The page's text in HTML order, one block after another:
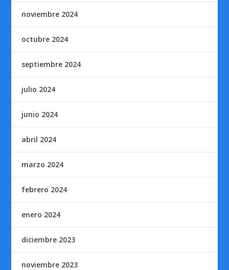
noviembre 2024
octubre 2024
septiembre 2024
julio 2024
junio 2024
abril 2024
marzo 2024
febrero 2024
enero 2024
diciembre 2023
noviembre 2023